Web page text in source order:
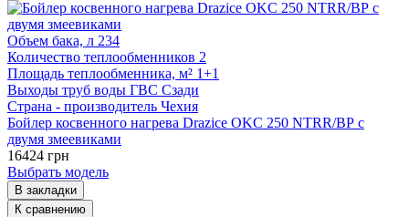
Объем бака, л 234
Количество теплообменников 2
Площадь теплообменника, м² 1+1
Выходы труб воды ГВС Сзади
Страна - производитель Чехия
Бойлер косвенного нагрева Drazice OKC 250 NTRR/ВР с
двумя змеевиками
16424 грн
Выбрать модель
В закладки
К сравнению